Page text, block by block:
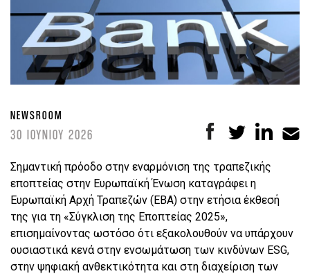
NEWSROOM
30 ΙΟΥΝΙΟΥ 2026
Σημαντική πρόοδο στην εναρμόνιση της τραπεζικής
εποπτείας στην Ευρωπαϊκή Ένωση καταγράφει η
Ευρωπαϊκή Αρχή Τραπεζών (EBA) στην ετήσια έκθεσή
της για τη «Σύγκλιση της Εποπτείας 2025»,
επισημαίνοντας ωστόσο ότι εξακολουθούν να υπάρχουν
ουσιαστικά κενά στην ενσωμάτωση των κινδύνων ESG,
στην ψηφιακή ανθεκτικότητα και στη διαχείριση των